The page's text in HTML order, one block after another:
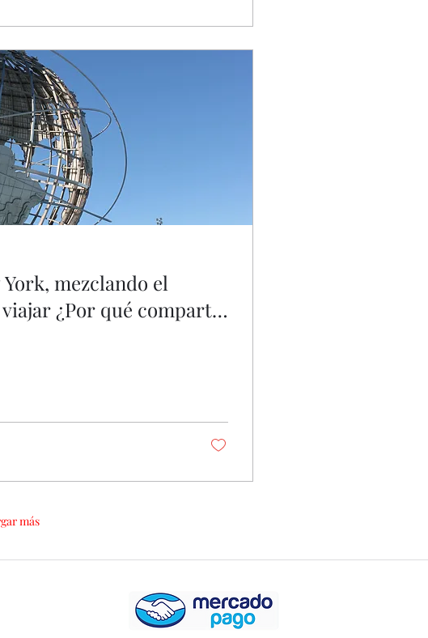
mezclando el
¿Por qué comparto
más